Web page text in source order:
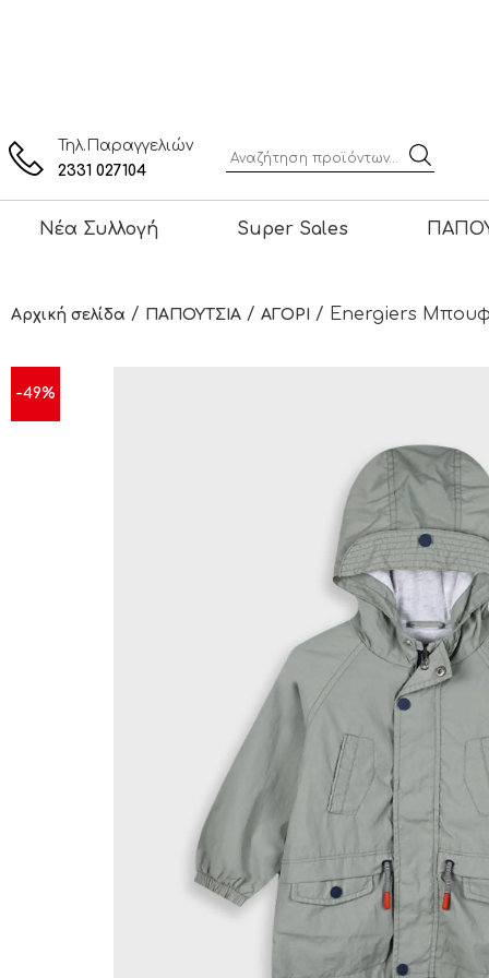
Τηλ.Παραγγελιών
2331 027104
Νέα Συλλογή Super Sales
Αρχική σελίδα / ΠΑΠΟΥΤΣΙΑ / ΑΓΟΡΙ / Energiers
-49%